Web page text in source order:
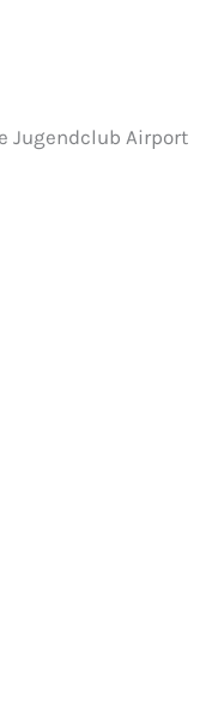
Jugendclub Airport